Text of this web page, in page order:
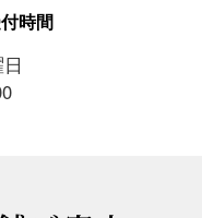
時間